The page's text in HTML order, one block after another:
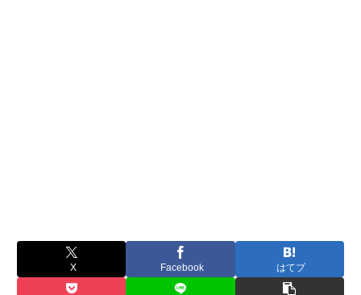
X Facebook はてブ